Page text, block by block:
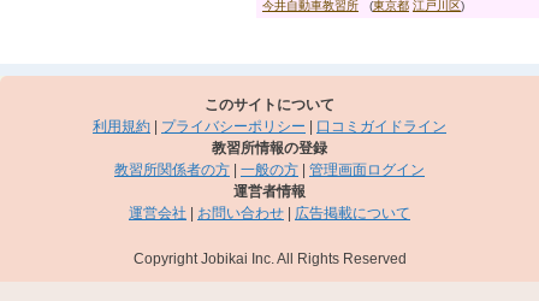
今井自動車教習所 (東京都 江戸川区)
このサイトについて
利用規約
プライバシーポリシー
口コミガイドライン
教習所情報の登録
教習所関係者の方
一般の方
管理画面ログイン
運営者情報
運営会社
お問い合わせ 広告掲載について
Copyright Jobikai Inc. All Rights Reserved